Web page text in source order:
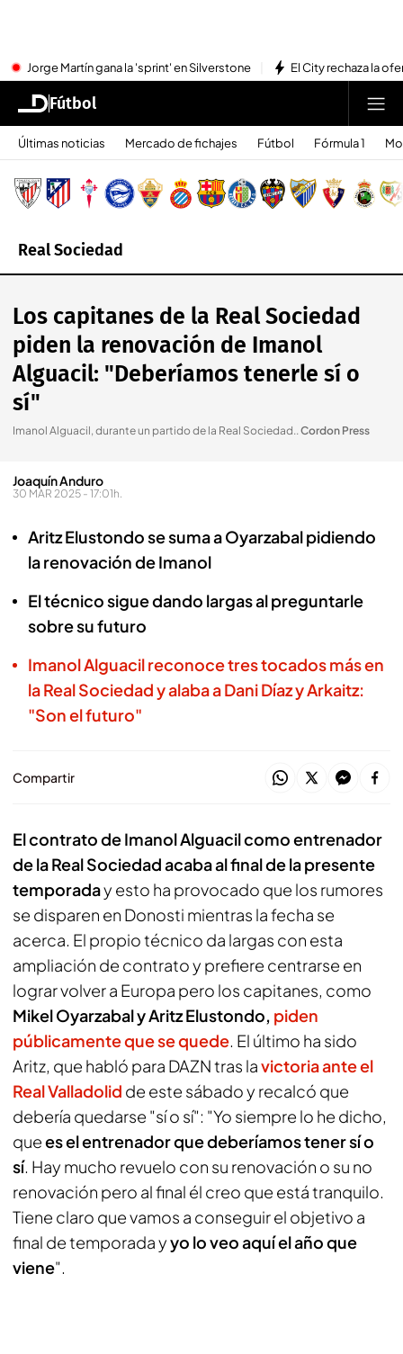
Jorge Martín gana la 'sprint' en Silverstone El City rechaza la
Fútbol
Últimas noticias Mercado de fichajes Fútbol Fórmula 1
Real Sociedad
Los capitanes de la Real Sociedad
piden la renovación de Imanol
Alguacil: "Deberíamos tenerle sí o
sí"
Imanol Alguacil, durante un partido de la Real Sociedad..Cordon Press
Joaquín Anduro
30 MAR 2025 - 17:01h.
Aritz Elustondo se suma a Oyarzabal pidiendo
la renovación de Imanol
El técnico sigue dando largas al preguntarle
sobre su futuro
Imanol Alguacil reconoce tres tocados más en
la Real Sociedad y alaba a Dani Díaz y Arkaitz:
"Son el futuro"
Compartir
El contrato de Imanol Alguacil como entrenador
de la Real Sociedad acaba al final de la presente
temporaday esto ha provocado que los rumores
se disparen en Donosti mientras la fecha se
acerca. El propio técnico da largas con esta
ampliación de contrato y prefiere centrarse en
lograr volver a Europa pero los capitanes, como
Mikel Oyarzabal y Aritz Elustondo, piden
públicamente que se quede. El último ha sido
Aritz, que habló para DAZNtras lavictoria ante el
Real Valladolid de este sábado y recalcó que
debería quedarse "sí o sí": "Yo siempre lo he dicho,
quees el entrenador que deberíamos tener sí o
sí. Hay mucho revuelo con su renovación o su no
renovación pero al final él creo que está tranquilo.
Tiene claro que vamos a conseguir el objetivo a
final de temporada yyo lo veo aquí el año que
viene".